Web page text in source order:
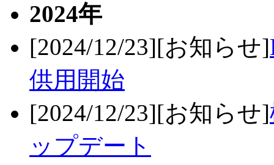
2024年
[2024/12/23][お知らせ]
供用開始
[2024/12/23][お知らせ]
ップデート